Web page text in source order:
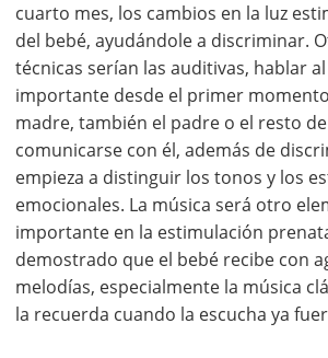
cuarto mes, los cambios en la luz
del bebé, ayudándole a discriminar.
técnicas serían las auditivas, hablar
importante desde el primer
madre, también el padre o el resto
comunicarse con él, además de
empieza a distinguir los tonos y los
emocionales. La música será otro
importante en la estimulación
demostrado que el bebé recibe con
melodías, especialmente la música
la recuerda cuando la escucha ya